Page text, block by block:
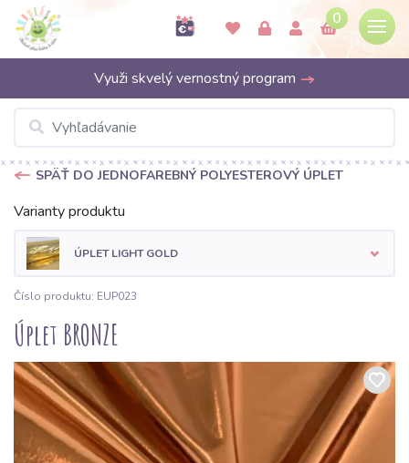
0
Využi skvelý vernostný program
SPÄŤ DO JEDNOFAREBNÝ POLYESTEROVÝ ÚPLET
Varianty produktu
ÚPLET LIGHT GOLD
Číslo produktu: EUP023
Úplet BRONZE